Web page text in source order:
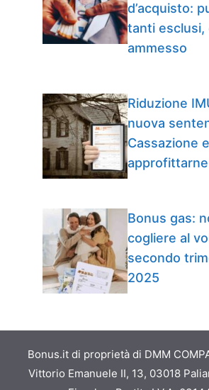
d’acquisto:
tanti esclusi,
ammesso
Riduzione
nuova
Cassazione
approfittarne
Bonus gas:
cogliere al
secondo
2025
Bonus.it di proprietà di DMM
Vittorio Emanuele II, 13, 03018